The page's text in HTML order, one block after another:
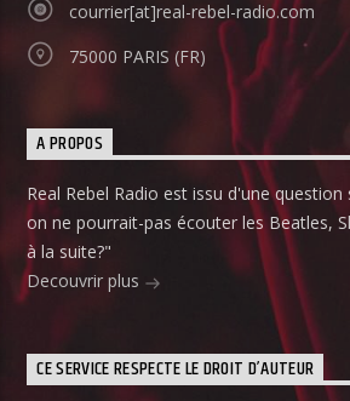
courrier[at]real-rebel-radio.com
75000 PARIS (FR)
A PROPOS
Real Rebel Radio est issu d'une
on ne pourrait-pas écouter les Beatles,
à la suite?"
Decouvrir plus
CE SERVICE RESPECTE LE DROIT D’AUTEUR